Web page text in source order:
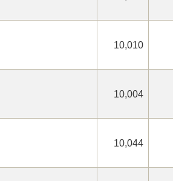
10,010
10,004
10,044